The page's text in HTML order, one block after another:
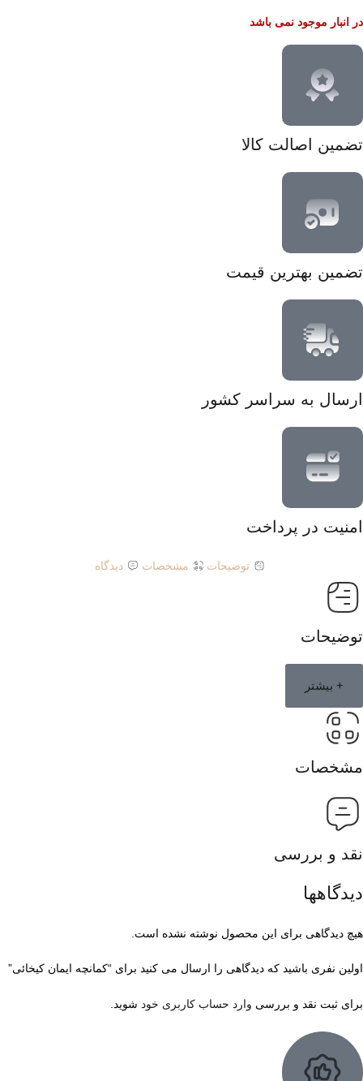
در انبار موجود نمی باشد
تضمین اصالت کالا
تضمین بهترین قیمت
ارسال به سراسر کشور
امنیت در پرداخت
توضیحات مشخصات دیدگاه
توضیحات
+ بیشتر
مشخصات
نقد و بررسی
دیدگاهها
هیچ دیدگاهی برای این محصول نوشته نشده است.
اولین نفری باشید که دیدگاهی را ارسال می کنید برای “کمانچه ایمان کیخائی”
برای ثبت نقد و بررسی وارد حساب کاربری خود شوید.